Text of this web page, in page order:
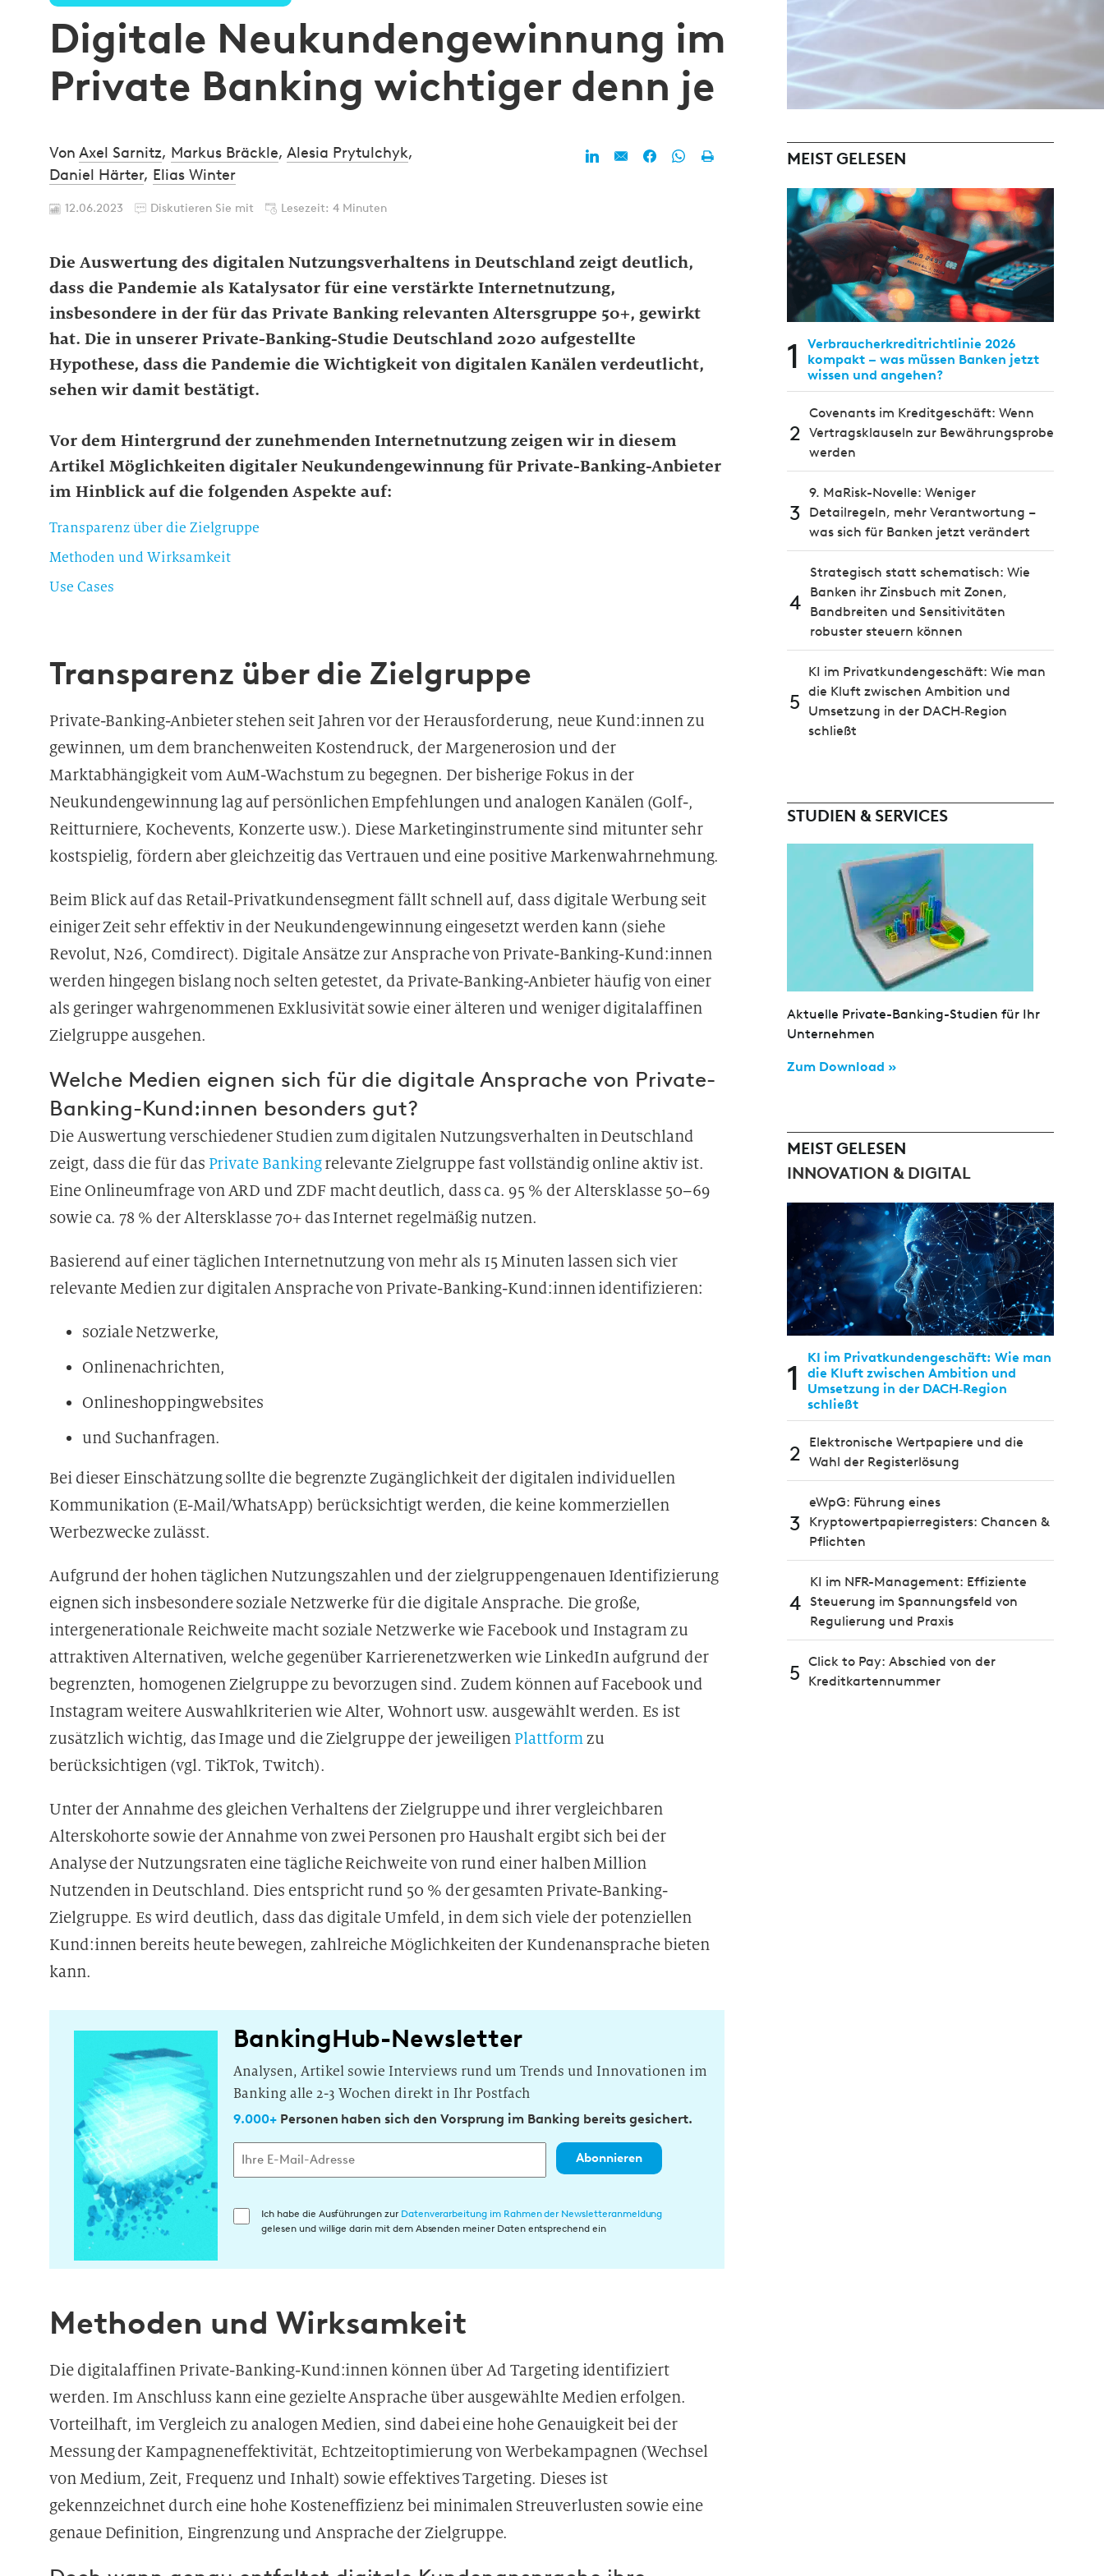
Digitale Neukundengewinnung im
Private Banking wichtiger denn je
Von Axel Sarnitz, Markus Bräckle, Alesia Prytulchyk,
Daniel Härter, Elias Winter
12.06.2023 Diskutieren Sie mit Lesezeit: 4 Minuten
Die Auswertung des digitalen Nutzungsverhaltens in Deutschland zeigt deutlich,
dass die Pandemie als Katalysator für eine verstärkte Internetnutzung,
insbesondere in der für das Private Banking relevanten Altersgruppe 50+, gewirkt
hat. Die in unserer Private-Banking-Studie Deutschland 2020 aufgestellte
Hypothese, dass die Pandemie die Wichtigkeit von digitalen Kanälen verdeutlicht,
sehen wir damit bestätigt.
Vor dem Hintergrund der zunehmenden Internetnutzung zeigen wir in diesem
Artikel Möglichkeiten digitaler Neukundengewinnung für Private-Banking-Anbieter
im Hinblick auf die folgenden Aspekte auf:
Transparenz über die Zielgruppe
Methoden und Wirksamkeit
Use Cases
Transparenz über die Zielgruppe
Private-Banking-Anbieter stehen seit Jahren vor der Herausforderung, neue Kund:innen zu
gewinnen, um dem branchenweiten Kostendruck, der Margenerosion und der
Marktabhängigkeit vom AuM-Wachstum zu begegnen. Der bisherige Fokus in der
Neukundengewinnung lag auf persönlichen Empfehlungen und analogen Kanälen (Golf-,
Reitturniere, Kochevents, Konzerte usw.). Diese Marketinginstrumente sind mitunter sehr
kostspielig, fördern aber gleichzeitig das Vertrauen und eine positive Markenwahrnehmung.
Beim Blick auf das Retail-Privatkundensegment fällt schnell auf, dass digitale Werbung seit
einiger Zeit sehr effektiv in der Neukundengewinnung eingesetzt werden kann (siehe
Revolut, N26, Comdirect). Digitale Ansätze zur Ansprache von Private-Banking-Kund:innen
werden hingegen bislang noch selten getestet, da Private-Banking-Anbieter häufig von einer
als geringer wahrgenommenen Exklusivität sowie einer älteren und weniger digitalaffinen
Zielgruppe ausgehen.
Welche Medien eignen sich für die digitale Ansprache von Private-
Banking-Kund:innen besonders gut?
Die Auswertung verschiedener Studien zum digitalen Nutzungsverhalten in Deutschland
zeigt, dass die für das Private Bankingrelevante Zielgruppe fast vollständig online aktiv ist.
Eine Onlineumfrage von ARD und ZDF macht deutlich, dass ca. 95 % der Altersklasse 50–69
sowie ca. 78 % der Altersklasse 70+ das Internet regelmäßig nutzen.
Basierend auf einer täglichen Internetnutzung von mehr als 15 Minuten lassen sich vier
relevante Medien zur digitalen Ansprache von Private-Banking-Kund:innen identifizieren:
soziale Netzwerke,
Onlinenachrichten,
Onlineshoppingwebsites
und Suchanfragen.
Bei dieser Einschätzung sollte die begrenzte Zugänglichkeit der digitalen individuellen
Kommunikation (E-Mail/WhatsApp) berücksichtigt werden, die keine kommerziellen
Werbezwecke zulässt.
Aufgrund der hohen täglichen Nutzungszahlen und der zielgruppengenauen Identifizierung
eignen sich insbesondere soziale Netzwerke für die digitale Ansprache. Die große,
intergenerationale Reichweite macht soziale Netzwerke wie Facebook und Instagram zu
attraktiven Alternativen, welche gegenüber Karrierenetzwerken wie LinkedIn aufgrund der
begrenzten, homogenen Zielgruppe zu bevorzugen sind. Zudem können auf Facebook und
Instagram weitere Auswahlkriterien wie Alter, Wohnort usw. ausgewählt werden. Es ist
zusätzlich wichtig, das Image und die Zielgruppe der jeweiligen Plattformzu
berücksichtigen (vgl. TikTok, Twitch).
Unter der Annahme des gleichen Verhaltens der Zielgruppe und ihrer vergleichbaren
Alterskohorte sowie der Annahme von zwei Personen pro Haushalt ergibt sich bei der
Analyse der Nutzungsraten eine tägliche Reichweite von rund einer halben Million
Nutzenden in Deutschland. Dies entspricht rund 50 % der gesamten Private-Banking-
Zielgruppe. Es wird deutlich, dass das digitale Umfeld, in dem sich viele der potenziellen
Kund:innen bereits heute bewegen, zahlreiche Möglichkeiten der Kundenansprache bieten
kann.
BankingHub-Newsletter
Analysen, Artikel sowie Interviews rund um Trends und Innovationen im
Banking alle 2-3 Wochen direkt in Ihr Postfach
9.000+Personen haben sich den Vorsprung im Banking bereits gesichert.
Abonnieren
E
l
l
g
u
n
i
n
d
e
Ich habe die Ausführungen zur Datenverarbeitung im Rahmen der Newsletteranmeldung
gelesen und willige darin mit dem Absenden meiner Daten entsprechend ein
Methoden und Wirksamkeit
Die digitalaffinen Private-Banking-Kund:innen können über Ad Targeting identifiziert
werden. Im Anschluss kann eine gezielte Ansprache über ausgewählte Medien erfolgen.
Vorteilhaft, im Vergleich zu analogen Medien, sind dabei eine hohe Genauigkeit bei der
Messung der Kampagneneffektivität, Echtzeitoptimierung von Werbekampagnen (Wechsel
von Medium, Zeit, Frequenz und Inhalt) sowie effektives Targeting. Dieses ist
gekennzeichnet durch eine hohe Kosteneffizienz bei minimalen Streuverlusten sowie eine
genaue Definition, Eingrenzung und Ansprache der Zielgruppe.
MEIST GELESEN
1
Verbraucherkreditrichtlinie 2026
kompakt – was müssen Banken jetzt
wissen und angehen?
2
Covenants im Kreditgeschäft: Wenn
Vertragsklauseln zur Bewährungsprobe
werden
3
9. MaRisk-Novelle: Weniger
Detailregeln, mehr Verantwortung –
was sich für Banken jetzt verändert
4
Strategisch statt schematisch: Wie
Banken ihr Zinsbuch mit Zonen,
Bandbreiten und Sensitivitäten
robuster steuern können
5
KI im Privatkundengeschäft: Wie man
die Kluft zwischen Ambition und
Umsetzung in der DACH‑Region
schließt
STUDIEN & SERVICES
Aktuelle Private-Banking-Studien für Ihr
Unternehmen
Zum Download »
MEIST GELESEN
INNOVATION & DIGITAL
1
KI im Privatkundengeschäft: Wie man
die Kluft zwischen Ambition und
Umsetzung in der DACH‑Region
schließt
2
Elektronische Wertpapiere und die
Wahl der Registerlösung
3
eWpG: Führung eines
Kryptowertpapierregisters: Chancen &
Pflichten
4
KI im NFR-Management: Effiziente
Steuerung im Spannungsfeld von
Regulierung und Praxis
5 Click to Pay: Abschied von der
Kreditkartennummer